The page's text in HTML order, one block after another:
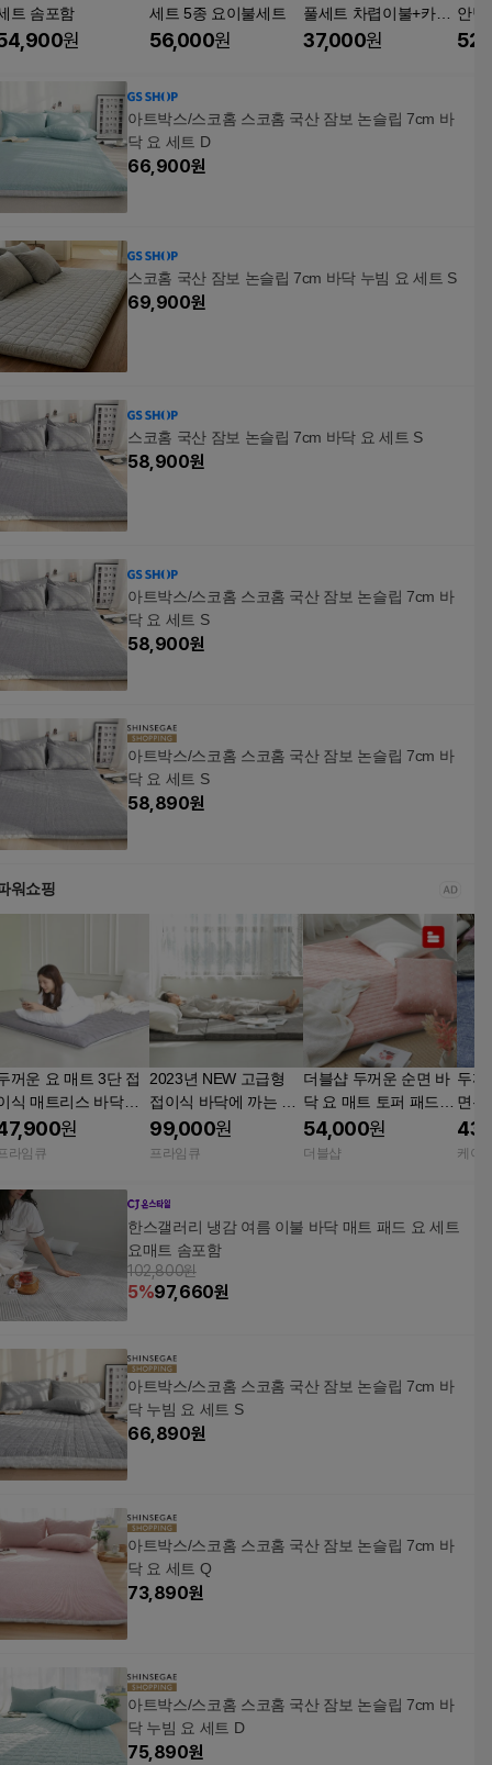
트 솜포함
원
세트 5종 요이불세트
56,000원
풀세트 차렵이불+카페
트+베개커버+베개솜(4
37,000원
안녕
브요
아트박스/스코홈 스코홈 국산 잠보 논슬립 7cm 바
닥 요 세트 D
66,900원
스코홈 국산 잠보 논슬립 7cm 바닥 누빔 요 세트 S
69,900원
스코홈 국산 잠보 논슬립 7cm 바닥 요 세트 S
58,900원
아트박스/스코홈 스코홈 국산 잠보 논슬립 7cm 바
닥 요 세트 S
58,900원
아트박스/스코홈 스코홈 국산 잠보 논슬립 7cm 바
닥 요 세트 S
58,890원
워쇼핑
꺼운 요 매트 3단 접
식 매트리스 바닥에
는 이불 2025 심플그
이 S
원
라임큐
2023년 NEW 고급형
접이식 바닥에 까는 두
꺼운 요 매트 자취생 손
님용 토퍼 이불
99,000원
프라임큐
더블샵 두꺼운 순면 바
닥 요 매트 토퍼 패드
매트리스 자취 원룸 1
인용 데이지인디핑크
54,000원
더블샵
두꺼
면누
까는
케이
한스갤러리 냉감 여름 이불 바닥 매트 패드 요 세트
요매트 솜포함
102,800원
5%97,660원
아트박스/스코홈 스코홈 국산 잠보 논슬립 7cm 바
닥 누빔 요 세트 S
66,890원
아트박스/스코홈 스코홈 국산 잠보 논슬립 7cm 바
닥 요 세트 Q
73,890원
아트박스/스코홈 스코홈 국산 잠보 논슬립 7cm 바
닥 누빔 요 세트 D
75,890원